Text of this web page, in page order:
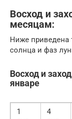
Восход и
месяцам:
Ниже приведена
солнца и фаз
Восход и
январе
1
4